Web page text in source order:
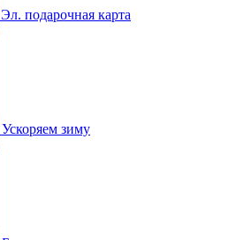
Эл. подарочная карта
Ускоряем зиму